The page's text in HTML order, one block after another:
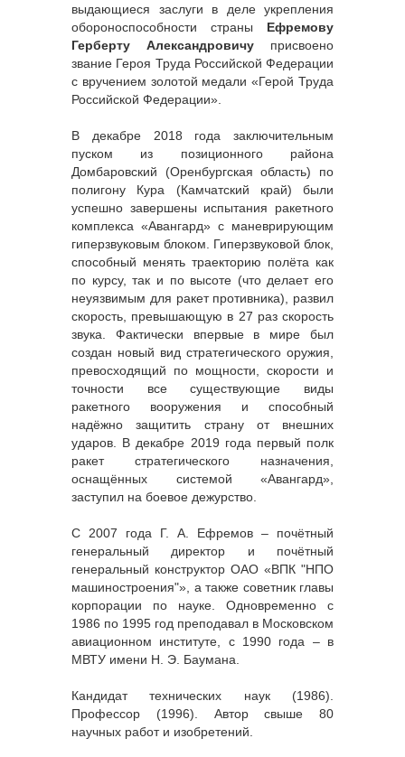
выдающиеся заслуги в деле укрепления
обороноспособности страны Ефремову
Герберту Александровичу присвоено
звание Героя Труда Российской Федерации
с вручением золотой медали «Герой Труда
Российской Федерации».
В декабре 2018 года заключительным
пуском из позиционного района
Домбаровский (Оренбургская область) по
полигону Кура (Камчатский край) были
успешно завершены испытания ракетного
комплекса «Авангард» с маневрирующим
гиперзвуковым блоком. Гиперзвуковой блок,
способный менять траекторию полёта как
по курсу, так и по высоте (что делает его
неуязвимым для ракет противника), развил
скорость, превышающую в 27 раз скорость
звука. Фактически впервые в мире был
создан новый вид стратегического оружия,
превосходящий по мощности, скорости и
точности все существующие виды
ракетного вооружения и способный
надёжно защитить страну от внешних
ударов. В декабре 2019 года первый полк
ракет стратегического назначения,
оснащённых системой «Авангард»,
заступил на боевое дежурство.
С 2007 года Г. А. Ефремов – почётный
генеральный директор и почётный
генеральный конструктор ОАО «ВПК "НПО
машиностроения"», а также советник главы
корпорации по науке. Одновременно с
1986 по 1995 год преподавал в Московском
авиационном институте, с 1990 года – в
МВТУ имени Н. Э. Баумана.
Кандидат технических наук (1986).
Профессор (1996). Автор свыше 80
научных работ и изобретений.